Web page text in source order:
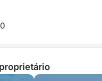
a combinação de
conservada com
de amigos ou
tanto para
para momentos